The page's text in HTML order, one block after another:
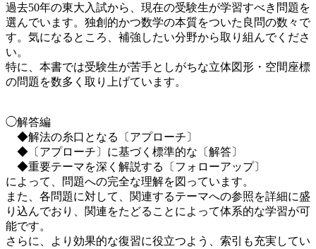
過去50年の東大入試から、現在の受験生が学習すべき問題を
選んでいます。独創的かつ数学の本質をついた良問の数々で
す。気になるところ、補強したい分野から取り組んでくださ
い。
特に、本書では受験生が苦手としがちな立体図形・空間座標
の問題を数多く取り上げています。
◯解答編
◆解法の糸口となる〔アプローチ〕
◆〔アプローチ〕に基づく標準的な〔解答〕
◆重要テーマを深く解説する〔フォローアップ〕
によって、問題への完全な理解を図っています。
また、各問題に対して、関連するテーマへの参照を詳細に盛
り込んでおり、関連をたどることによって体系的な学習が可
能です。
さらに、より効果的な復習に役立つよう、索引も充実してい